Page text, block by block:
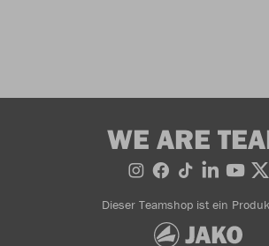
WE ARE
Dieser Teamshop ist ein